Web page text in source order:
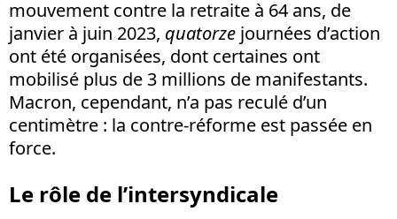
mouvement contre la retraite à 64 ans, de
janvier à juin 2023, quatorze journées d’action
ont été organisées, dont certaines ont
mobilisé plus de 3 millions de manifestants.
Macron, cependant, n’a pas reculé d’un
centimètre : la contre-réforme est passée en
force.
Le rôle de l’intersyndicale